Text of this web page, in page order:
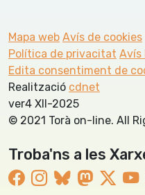
Mapa web Avís de cookies
Política de privacitat Avís
Edita consentiment de
Realització cdnet
ver4 XII-2025
© 2021 Torà on-line. All
Troba'ns a les